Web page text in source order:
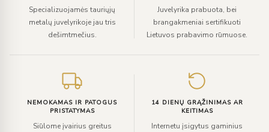
Specializuojamės tauriųjų
metalų juvelyrikoje jau tris
dešimtmečius.
Juvelyrika prabuota, bei
brangakmeniai sertifikuoti
Lietuvos prabavimo rūmuose.
NEMOKAMAS IR PATOGUS
PRISTATYMAS
Siūlome įvairius greitus
14 DIENŲ GRĄŽINIMAS AR
KEITIMAS
Internetu įsigytus gaminius